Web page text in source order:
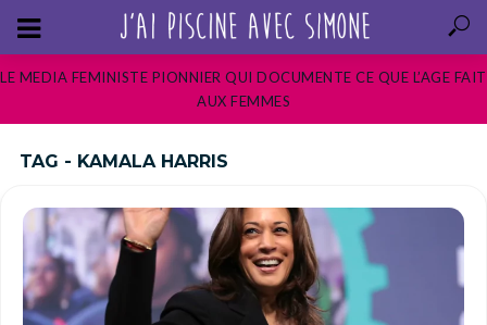
LE MEDIA FEMINISTE PIONNIER QUI DOCUMENTE CE QUE L’AGE FAIT
AUX FEMMES
TAG - KAMALA HARRIS